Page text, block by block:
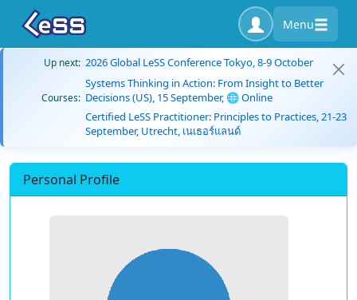
Menu
Up next: 2026 Global LeSS Conference Tokyo, 8-9 October
Courses:
Systems Thinking in Action: From Insight to Better
Decisions (US), 15 September, 🌐 Online
Certified LeSS Practitioner: Principles to Practices, 21-23
September, Utrecht, เนเธอร์แลนด์
Personal Profile